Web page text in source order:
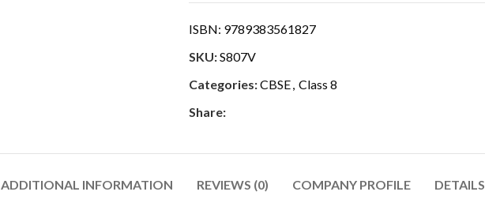
ISBN: 9789383561827
SKU:S807V
Categories:CBSE, Class 8
Share:
ADDITIONAL INFORMATION REVIEWS (0) COMPANY PROFILE DETAILS